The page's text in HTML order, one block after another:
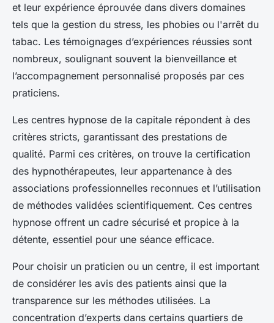
et leur expérience éprouvée dans divers domaines
tels que la gestion du stress, les phobies ou l'arrêt du
tabac. Les témoignages d’expériences réussies sont
nombreux, soulignant souvent la bienveillance et
l’accompagnement personnalisé proposés par ces
praticiens.
Les centres hypnose de la capitale répondent à des
critères stricts, garantissant des prestations de
qualité. Parmi ces critères, on trouve la certification
des hypnothérapeutes, leur appartenance à des
associations professionnelles reconnues et l’utilisation
de méthodes validées scientifiquement. Ces centres
hypnose offrent un cadre sécurisé et propice à la
détente, essentiel pour une séance efficace.
Pour choisir un praticien ou un centre, il est important
de considérer les avis des patients ainsi que la
transparence sur les méthodes utilisées. La
concentration d’experts dans certains quartiers de